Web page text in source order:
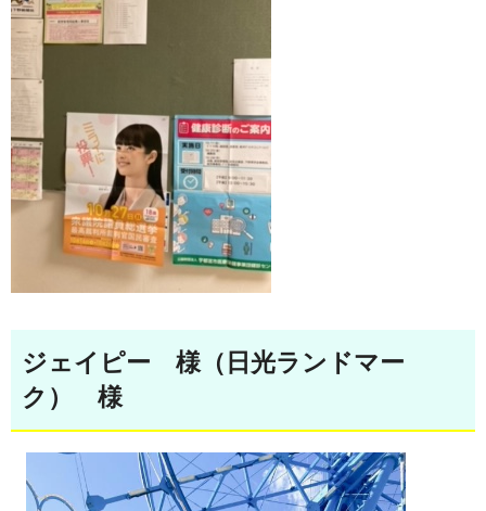
ジェイピー 様（日光ランドマー
ク） 様